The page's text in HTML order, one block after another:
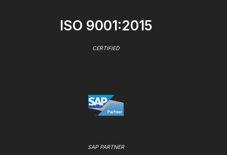
ISO 9001:2015
CERTIFIED
SAP PARTNER